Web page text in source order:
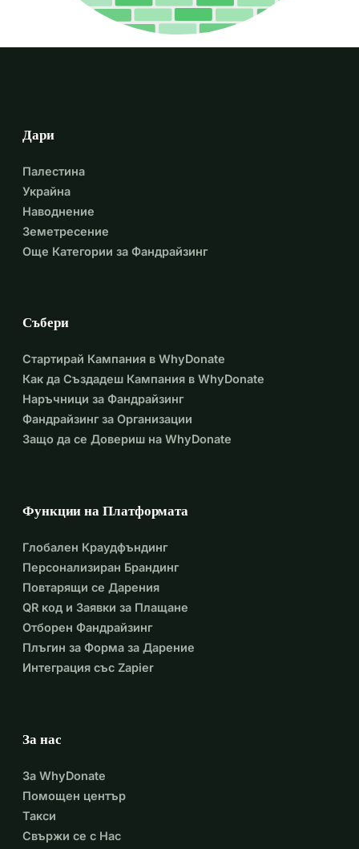
Дари
Палестина
Украйна
Наводнение
Земетресение
Още Категории за Фандрайзинг
Събери
Стартирай Кампания в WhyDonate
Как да Създадеш Кампания в WhyDonate
Наръчници за Фандрайзинг
Фандрайзинг за Организации
Защо да се Довериш на WhyDonate
Функции на Платформата
Глобален Краудфъндинг
Персонализиран Брандинг
Повтарящи се Дарения
QR код и Заявки за Плащане
Отборен Фандрайзинг
Плъгин за Форма за Дарение
Интеграция със Zapier
За нас
За WhyDonate
Помощен център
Такси
Свържи се с Нас